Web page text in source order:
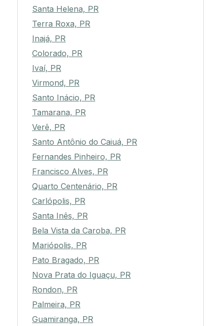
Santa Helena, PR
Terra Roxa, PR
Inajá, PR
Colorado, PR
Ivaí, PR
Virmond, PR
Santo Inácio, PR
Tamarana, PR
Verê, PR
Santo Antônio do Caiuá, PR
Fernandes Pinheiro, PR
Francisco Alves, PR
Quarto Centenário, PR
Carlópolis, PR
Santa Inês, PR
Bela Vista da Caroba, PR
Mariópolis, PR
Pato Bragado, PR
Nova Prata do Iguaçu, PR
Rondon, PR
Palmeira, PR
Guamiranga, PR